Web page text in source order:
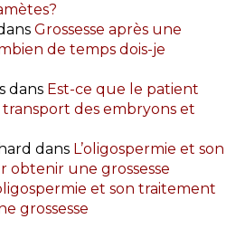
Grossesse après une
de temps dois-je
dans Est-ce que le patient
des embryons et
dans L’oligospermie et son
obtenir une grossesse
et son traitement
grossesse